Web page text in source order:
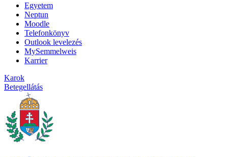
Egyetem
Neptun
Moodle
Telefonkönyv
Outlook levelezés
MySemmelweis
Karrier
Karok
Betegellátás